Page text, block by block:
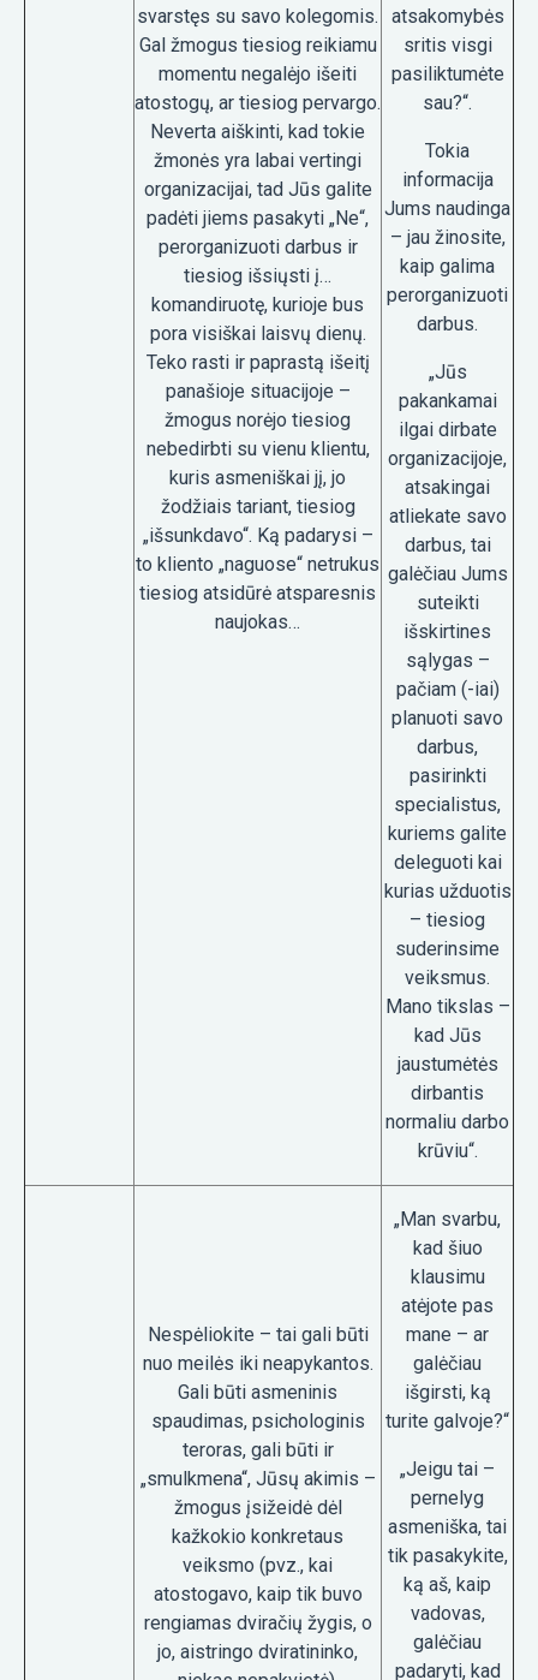
svarstęs su savo kolegomis.
Gal žmogus tiesiog reikiamu
momentu negalėjo išeiti
atostogų, ar tiesiog pervargo.
Neverta aiškinti, kad tokie
žmonės yra labai vertingi
organizacijai, tad Jūs galite
padėti jiems pasakyti „Ne“,
perorganizuoti darbus ir
tiesiog išsiųsti į…
komandiruotę, kurioje bus
pora visiškai laisvų dienų.
Teko rasti ir paprastą išeitį
panašioje situacijoje –
žmogus norėjo tiesiog
nebedirbti su vienu klientu,
kuris asmeniškai jį, jo
žodžiais tariant, tiesiog
„išsunkdavo“. Ką padarysi –
to kliento „naguose“ netrukus
tiesiog atsidūrė atsparesnis
naujokas…
atsakomybės
sritis visgi
pasiliktumėte
sau?“.
Tokia
informacija
Jums naudinga
– jau žinosite,
kaip galima
perorganizuoti
darbus.
„Jūs
pakankamai
ilgai dirbate
organizacijoje,
atsakingai
atliekate savo
darbus, tai
galėčiau Jums
suteikti
išskirtines
sąlygas –
pačiam (-iai)
planuoti savo
darbus,
pasirinkti
specialistus,
kuriems galite
deleguoti kai
kurias užduotis
– tiesiog
suderinsime
veiksmus.
Mano tikslas –
kad Jūs
jaustumėtės
dirbantis
normaliu darbo
krūviu“.
Nespėliokite – tai gali būti
nuo meilės iki neapykantos.
Gali būti asmeninis
spaudimas, psichologinis
teroras, gali būti ir
„smulkmena“, Jūsų akimis –
žmogus įsižeidė dėl
kažkokio konkretaus
veiksmo (pvz., kai
atostogavo, kaip tik buvo
rengiamas dviračių žygis, o
jo, aistringo dviratininko,
„Man svarbu,
kad šiuo
klausimu
atėjote pas
mane – ar
galėčiau
išgirsti, ką
turite galvoje?“
„Jeigu tai –
pernelyg
asmeniška, tai
tik pasakykite,
ką aš, kaip
vadovas,
galėčiau
padaryti, kad